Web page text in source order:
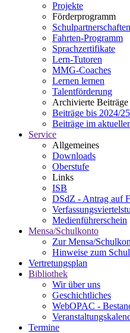
Projekte
Förderprogramm
Schulpartnerschaften
Fahrten-Programm
Sprachzertifikate
Lern-Tutoren
MMG-Coaches
Lernen lernen
Talentförderung
Archivierte Beiträge
Beiträge bis 2024/25
Beiträge im
Service
Allgemeines
Downloads
Oberstufe
Links
ISB
DSdZ - Antrag auf
Medienführerschein
Mensa/Schulkonto
Zur Mensa/
Hinweise zum
Vertretungsplan
Bibliothek
Wir über uns
Geschichtliches
WebOPAC -
Termine